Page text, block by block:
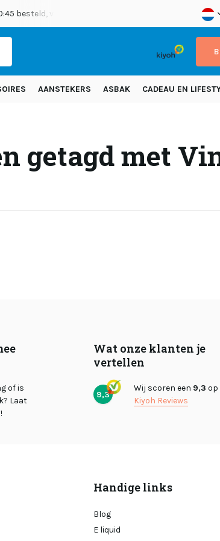
besteld, vandaag verzonden Gratis
AANSTEKERS ASBAK CADEAU EN
getagd met
of is
Laat
Wat onze klanten je
vertellen
9,3
Wij scoren een 9,3 op
Kiyoh Reviews
Handige links
Blog
E liquid